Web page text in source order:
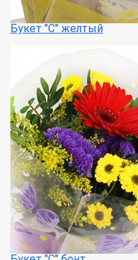
Букет "С" желтый